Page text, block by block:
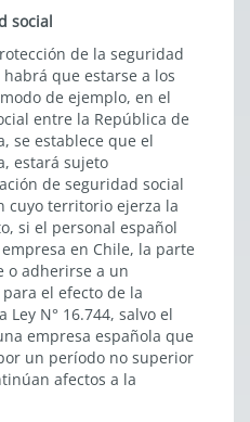
social
de la seguridad
que estarse a los
de ejemplo, en el
entre la República de
se establece que el
estará sujeto
de seguridad social
cuyo territorio ejerza la
si el personal español
en Chile, la parte
o adherirse a un
el efecto de la
N° 16.744, salvo el
empresa española que
un período no superior
afectos a la